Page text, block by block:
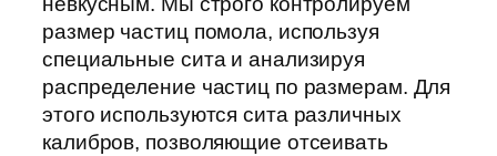
размер частиц помола, используя
специальные сита и анализируя
распределение частиц по размерам. Для
этого используются сита различных
калибров, позволяющие отсеивать